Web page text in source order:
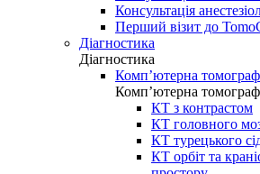
Консультація
Перший візит до
Діагностика
Діагностика
Комп’ютерна
Комп’ютерна
КТ з контрастом
КТ головного
КТ турецького
КТ орбіт та